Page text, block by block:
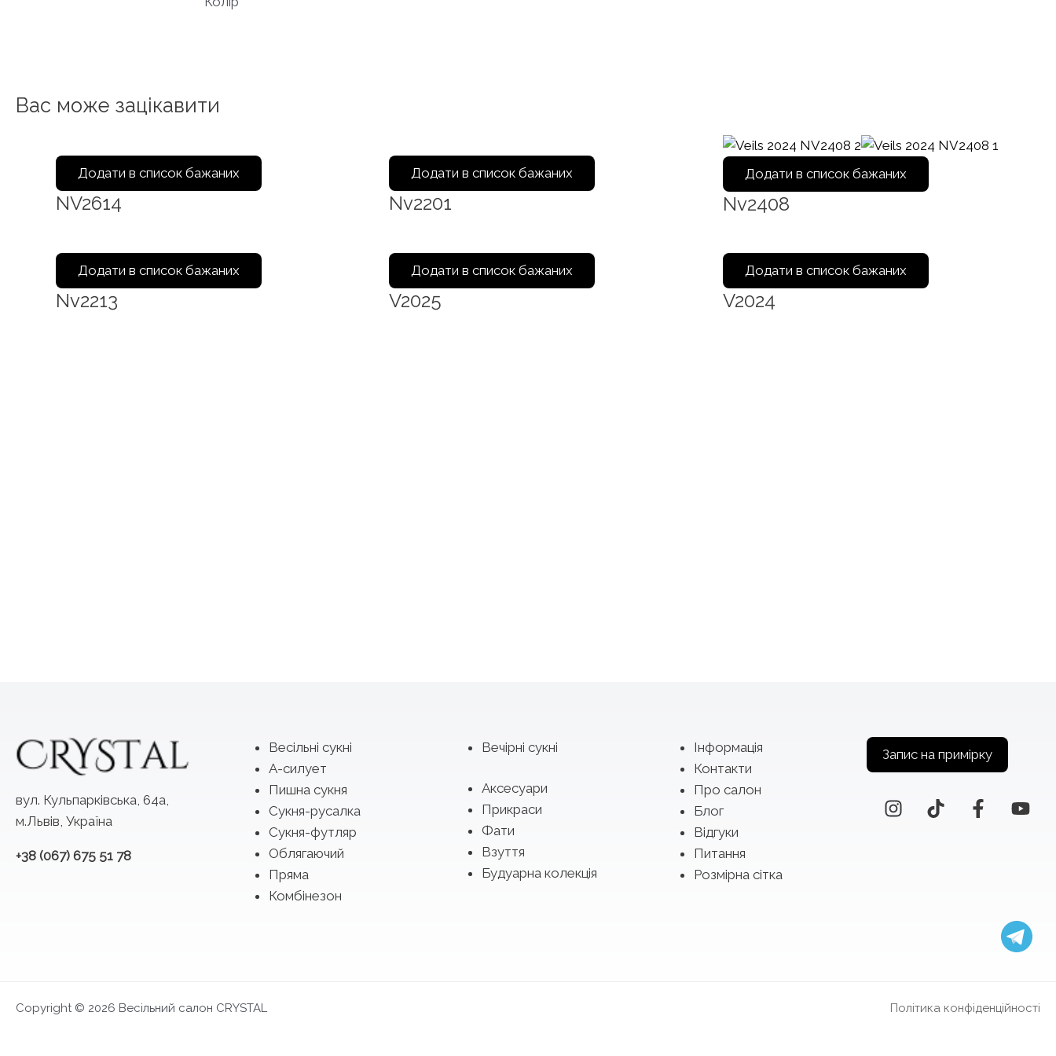
Вас може зацікавити
Додати в список бажаних
NV2614
Додати в список бажаних
Nv2201
Додати в список бажаних
Nv2408
Додати в список бажаних
Nv2213
Додати в список бажаних
V2025
Додати в список бажаних
V2024
вул. Кульпарківська, 64а,
м.Львів, Україна
+38 (067) 675 51 78
Весільні сукні
А-силует
Пишна сукня
Сукня-русалка
Сукня-футляр
Облягаючий
Пряма
Комбінезон
Вечірні сукні
Аксесуари
Прикраси
Фати
Взуття
Будуарна колекція
Інформація
Контакти
Про салон
Блог
Відгуки
Питання
Розмірна сітка
Запис на примірку
Copyright © 2026 Весільний салон CRYSTAL Політика конфіденційності